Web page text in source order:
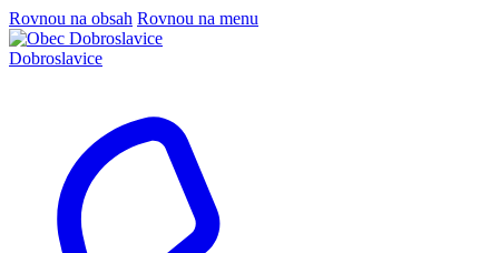
Rovnou na obsah Rovnou na menu
Dobroslavice